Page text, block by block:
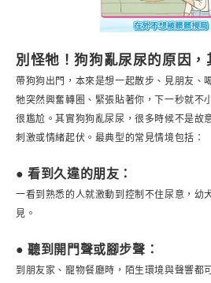
別怪牠！狗狗亂尿尿的原因，
帶狗狗出門，本來是想一起散步、見朋友、
牠突然興奮轉圈、緊張貼著你，下一秒就不
很尷尬。其實狗狗亂尿尿，很多時候不是故
刺激或情緒起伏。最典型的常見情境包括：
● 看到久違的朋友：
一看到熟悉的人就激動到控制不住尿意，幼
見。
● 聽到開門聲或腳步聲：
到朋友家、寵物餐廳時，陌生環境與聲響都